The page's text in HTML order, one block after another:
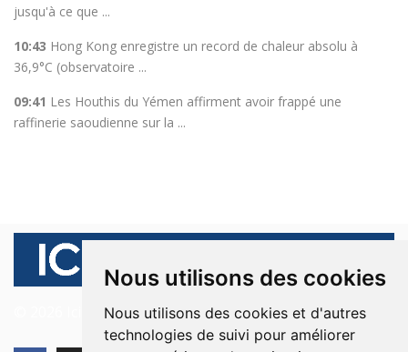
Nous utilisons des cookies
Nous utilisons des cookies et d'autres
technologies de suivi pour améliorer
jusqu'à ce que ...
10:43 Hong Kong enregistre un record de chaleur absolu à
36,9°C (observatoire ...
09:41 Les Houthis du Yémen affirment avoir frappé une
raffinerie saoudienne sur la ...
© 2026 Ici Beyrouth. Tous les droits sont réservés.